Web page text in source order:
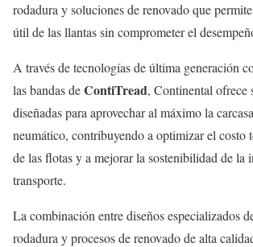
rodadura y soluciones de renovado que
útil de las llantas sin comprometer el
A través de tecnologías de última generación
las bandas deContiTread, Continental ofrece
diseñadas para aprovechar al máximo la
neumático, contribuyendo a optimizar el costo
de las flotas y a mejorar la sostenibilidad de la
transporte.
La combinación entre diseños especializados
rodadura y procesos de renovado de alta